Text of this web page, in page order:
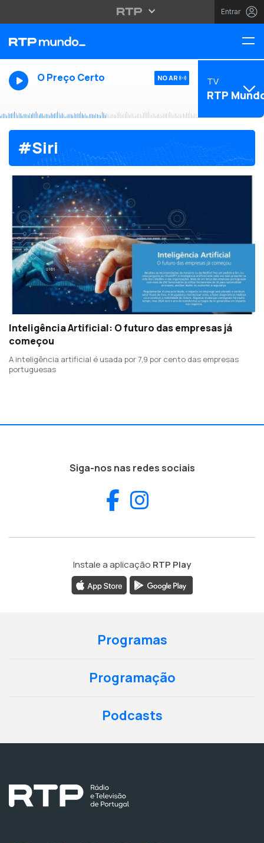
Entrar
O Preço Certo NO AR TV
RTP
#Siri
Inteligência Artificial: O futuro das empresas já
começou
A inteligência artificial é usada por 7,9 por cento das empresas
portuguesas
Siga-nos nas redes sociais
Facebook
Instale a aplicação RTP Play
Programas
Programação
Podcasts